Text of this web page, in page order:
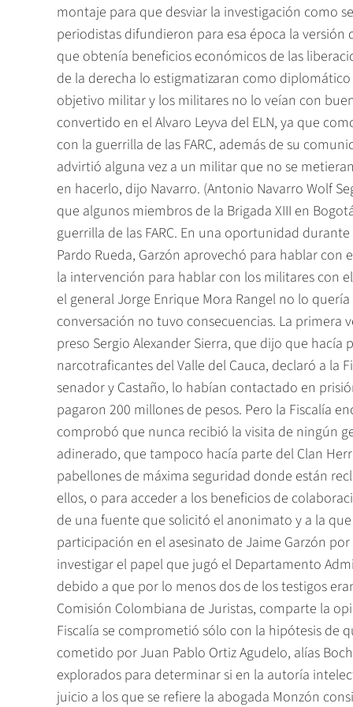
montaje para que desviar la investigación como
periodistas difundieron para esa época la versión
que obtenía beneficios económicos de las
de la derecha lo estigmatizaran como
objetivo militar y los militares no lo veían con
convertido en el Alvaro Leyva del ELN, ya que
con la guerrilla de las FARC, además de su
advirtió alguna vez a un militar que no se
en hacerlo, dijo Navarro. (Antonio Navarro Wolf
que algunos miembros de la Brigada XIII en
guerrilla de las FARC. En una oportunidad
Pardo Rueda, Garzón aprovechó para hablar
la intervención para hablar con los militares con
el general Jorge Enrique Mora Rangel no lo
conversación no tuvo consecuencias. La
preso Sergio Alexander Sierra, que dijo que
narcotraficantes del Valle del Cauca, declaró a la
senador y Castaño, lo habían contactado en
pagaron 200 millones de pesos. Pero la Fiscalía
comprobó que nunca recibió la visita de ningún
adinerado, que tampoco hacía parte del Clan
pabellones de máxima seguridad donde están
ellos, o para acceder a los beneficios de
de una fuente que solicitó el anonimato y a la
participación en el asesinato de Jaime Garzón
investigar el papel que jugó el Departamento
debido a que por lo menos dos de los testigos
Comisión Colombiana de Juristas, comparte la
Fiscalía se comprometió sólo con la hipótesis de
cometido por Juan Pablo Ortiz Agudelo, alías
explorados para determinar si en la autoría
juicio a los que se refiere la abogada Monzón